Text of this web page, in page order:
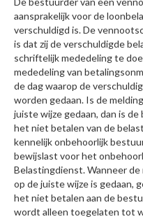
aansprakelijk voor de
verschuldigd is. De
is dat zij de verschuldigde
schriftelijk mededeling te
mededeling van
de dag waarop de
worden gedaan. Is de
juiste wijze gedaan, dan is
het niet betalen van de
kennelijk onbehoorlijk
bewijslast voor het
Belastingdienst. Wanneer
op de juiste wijze is gedaan,
het niet betalen aan de
wordt alleen toegelaten tot